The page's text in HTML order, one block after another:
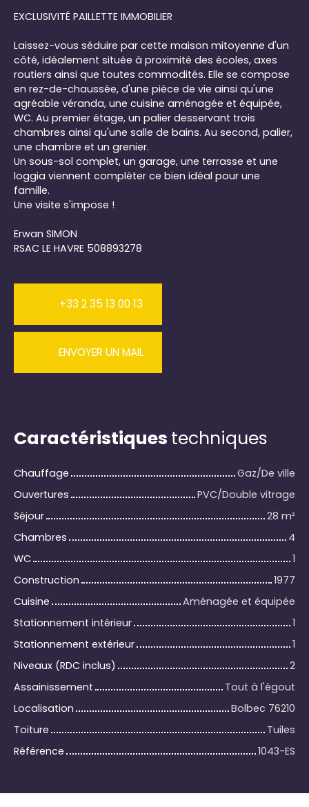
EXCLUSIVITÉ PAILLETTE IMMOBILIER
Laissez-vous séduire par cette maison mitoyenne d'un
côté, idéalement située à proximité des écoles, axes
routiers ainsi que toutes commodités. Elle se compose
en rez-de-chaussée, d'une pièce de vie ainsi qu'une
agréable véranda, une cuisine aménagée et équipée,
WC. Au premier étage, un palier desservant trois
chambres ainsi qu'une salle de bains. Au second, palier,
une chambre et un grenier.
Un sous-sol complet, un garage, une terrasse et une
loggia viennent compléter ce bien idéal pour une
famille.
Une visite s'impose !
Erwan SIMON
RSAC LE HAVRE 508893278
+33 2 35 13 00 13
ENVOYER UN MAIL
Caractéristiques techniques
Chauffage
Gaz/De ville
Ouvertures
PVC/Double vitrage
Séjour
28 m²
Chambres
4
WC
1
Construction
1977
Cuisine
Aménagée et équipée
Stationnement intérieur
1
Stationnement extérieur
1
Niveaux (RDC inclus)
2
Assainissement
Tout à l'égout
Localisation
Bolbec 76210
Toiture
Tuiles
Référence
1043-ES